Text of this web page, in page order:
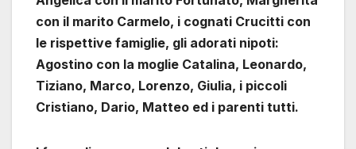
con il marito Carmelo, i cognati Crucitti con
le rispettive famiglie, gli adorati nipoti:
Agostino con la moglie Catalina, Leonardo,
Tiziano, Marco, Lorenzo, Giulia, i piccoli
Cristiano, Dario, Matteo ed i parenti tutti.